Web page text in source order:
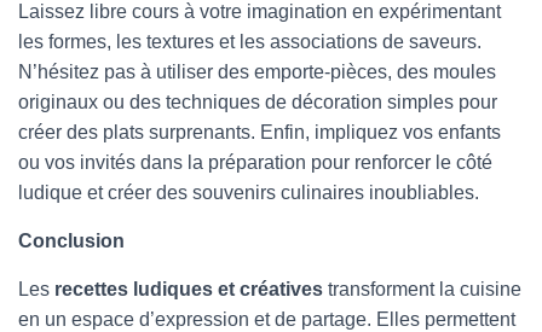
Laissez libre cours à votre imagination en expérimentant
les formes, les textures et les associations de saveurs.
N’hésitez pas à utiliser des emporte-pièces, des moules
originaux ou des techniques de décoration simples pour
créer des plats surprenants. Enfin, impliquez vos enfants
ou vos invités dans la préparation pour renforcer le côté
ludique et créer des souvenirs culinaires inoubliables.
Conclusion
Les recettes ludiques et créatives transforment la cuisine
en un espace d’expression et de partage. Elles permettent